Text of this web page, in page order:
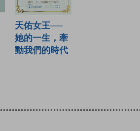
天佑女王──
她的一生，牽
動我們的時代